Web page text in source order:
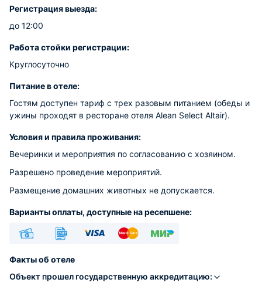
Регистрация выезда:
до 12:00
Работа стойки регистрации:
Круглосуточно
Питание в отеле:
Гостям доступен тариф с трех разовым питанием (обеды и
ужины проходят в ресторане отеля Alean Select Altair).
Условия и правила проживания:
Вечеринки и мероприятия по согласованию с хозяином.
Разрешено проведение мероприятий.
Размещение домашних животных не допускается.
Варианты оплаты, доступные на ресепшене:
Факты об отеле
Объект прошел государственную аккредитацию: